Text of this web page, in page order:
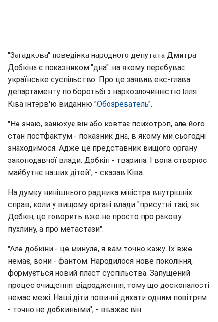
"Загадкова" поведінка народного депутата Дмитра
Добкіна є показником "дна", на якому перебуває
українське суспільство. Про це заявив екс-глава
департаменту по боротьбі з наркозлочинністю Ілля
Ківа інтерв'ю виданню "Обозреватель".
"Не знаю, занюхує він або ковтає психотроп, але його
стан постфактум - показник дна, в якому ми сьогодні
знаходимося. Адже це представник вищого органу
законодавчої влади. Добкін - тварина. І вона створює
майбутнє наших дітей", - сказав Ківа.
На думку нинішнього радника міністра внутрішніх
справ, коли у вищому органі влади "присутні такі, як
Добкін, це говорить вже не просто про ракову
пухлину, а про метастази".
"Але добкіни - це минуле, я вам точно кажу. Їх вже
немає, вони - фантом. Народилося нове покоління,
формується новий пласт суспільства. Запущений
процес очищення, відродження, тому що досконалості
немає межі. Наші діти повинні дихати одним повітрям
- точно не добкиными", - вважає він.